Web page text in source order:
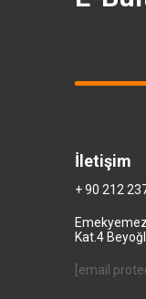
İletişim
+ 90 212
Kat.4
[email